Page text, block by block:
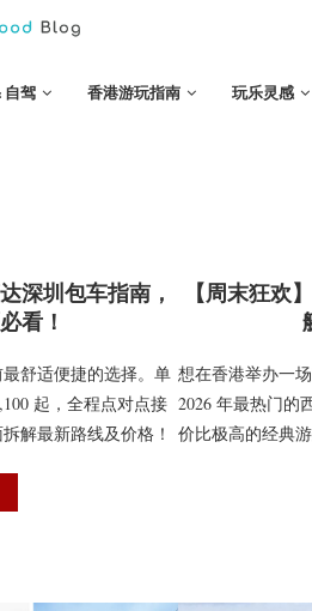
自驾 香港游玩指南 玩乐灵感
深圳包车指南，
看！
舒适便捷的选择。单
起，全程点对点接
解最新路线及价格！
【周末狂欢
想在香港举办一
2026 年最热门的
价比极高的经典